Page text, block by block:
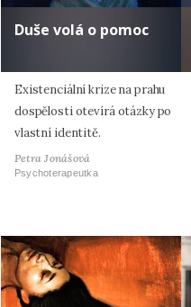
Duše volá o pomoc
Existenciální krize na prahu
dospělosti otevírá otázky po
vlastní identitě.
Petra Jonášová
Psychoterapeutka